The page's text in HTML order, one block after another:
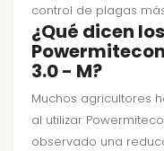
control de plagas
¿Qué dicen
3.0 - M?
Muchos agricultores
al utilizar
observado una